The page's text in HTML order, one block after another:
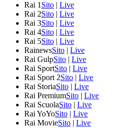
Rai 1 Sito | Live
Rai 2Sito | Live
Rai 3Sito | Live
Rai 4Sito | Live
Rai 5Sito | Live
RainewsSito | Live
Rai GulpSito | Live
Rai SportSito | Live
Rai Sport 2Sito | Live
Rai StoriaSito | Live
Rai PremiumSito | Live
Rai ScuolaSito | Live
Rai YoYoSito | Live
Rai MovieSito | Live